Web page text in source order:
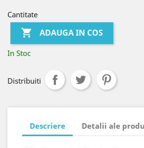
Cantitate
 ADAUGA IN COS
In Stoc
Distribuiti
Descriere Detalii ale